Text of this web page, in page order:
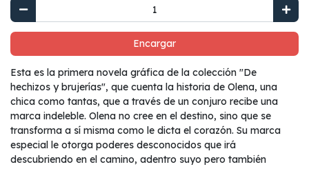
Encargar
Esta es la primera novela gráfica de la colección "De
hechizos y brujerías", que cuenta la historia de Olena, una
chica como tantas, que a través de un conjuro recibe una
marca indeleble. Olena no cree en el destino, sino que se
transforma a sí misma como le dicta el corazón. Su marca
especial le otorga poderes desconocidos que irá
descubriendo en el camino, adentro suyo pero también